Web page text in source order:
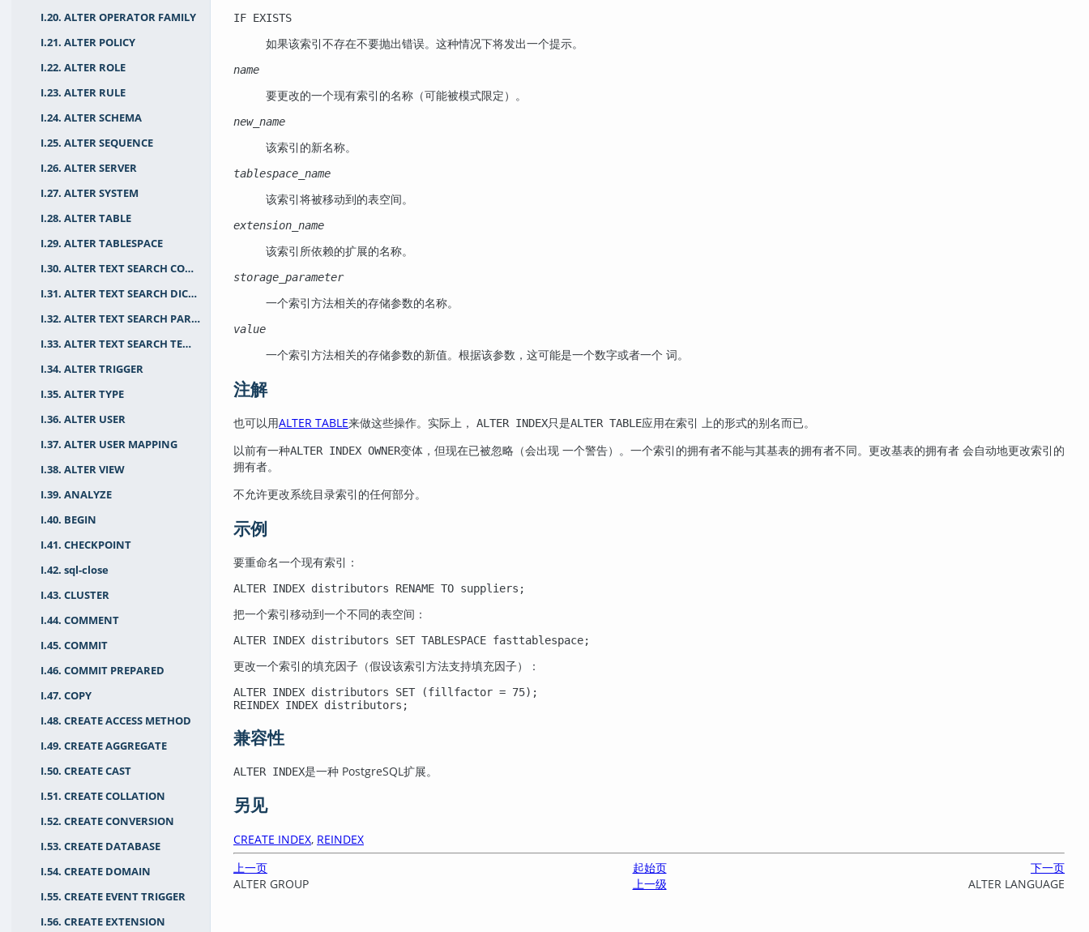
I.20. ALTER OPERATOR FAMILY
I.21. ALTER POLICY
I.22. ALTER ROLE
I.23. ALTER RULE
I.24. ALTER SCHEMA
I.25. ALTER SEQUENCE
I.26. ALTER SERVER
I.27. ALTER SYSTEM
I.28. ALTER TABLE
I.29. ALTER TABLESPACE
I.30. ALTER TEXT SEARCH CONFIGURATION
I.31. ALTER TEXT SEARCH DICTIONARY
I.32. ALTER TEXT SEARCH PARSER
I.33. ALTER TEXT SEARCH TEMPLATE
I.34. ALTER TRIGGER
I.35. ALTER TYPE
I.36. ALTER USER
I.37. ALTER USER MAPPING
I.38. ALTER VIEW
I.39. ANALYZE
I.40. BEGIN
I.41. CHECKPOINT
I.42. sql-close
I.43. CLUSTER
I.44. COMMENT
I.45. COMMIT
I.46. COMMIT PREPARED
I.47. COPY
I.48. CREATE ACCESS METHOD
I.49. CREATE AGGREGATE
I.50. CREATE CAST
I.51. CREATE COLLATION
I.52. CREATE CONVERSION
I.53. CREATE DATABASE
I.54. CREATE DOMAIN
I.55. CREATE EVENT TRIGGER
I.56. CREATE EXTENSION
IF EXISTS
如果该索引不存在不要抛出错误。这种情况下将发出一个提示。
name
要更改的一个现有索引的名称（可能被模式限定）。
new_name
该索引的新名称。
tablespace_name
该索引将被移动到的表空间。
extension_name
该索引所依赖的扩展的名称。
storage_parameter
一个索引方法相关的存储参数的名称。
value
一个索引方法相关的存储参数的新值。根据该参数，这可能是一个数字或者一个 词。
注解
也可以用ALTER TABLE来做这些操作。实际上， ALTER INDEX只是ALTER TABLE应用在索引 上的形式的别名而已。
以前有一种ALTER INDEX OWNER变体，但现在已被忽略（会出现 一个警告）。一个索引的拥有者不能与其基表的拥有者不同。更改基表的拥有者 会自动地更改索引的
拥有者。
不允许更改系统目录索引的任何部分。
示例
要重命名一个现有索引：
ALTER INDEX distributors RENAME TO suppliers;
把一个索引移动到一个不同的表空间：
ALTER INDEX distributors SET TABLESPACE fasttablespace;
更改一个索引的填充因子（假设该索引方法支持填充因子）：
ALTER INDEX distributors SET (fillfactor = 75);
REINDEX INDEX distributors;
兼容性
ALTER INDEX是一种 PostgreSQL扩展。
另见
CREATE INDEX, REINDEX
上一页
起始页
下一页
ALTER GROUP
上一级 ALTER LANGUAGE